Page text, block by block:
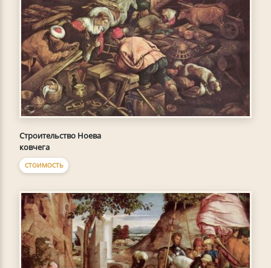
Строительство Ноева
ковчега
СТОИМОСТЬ